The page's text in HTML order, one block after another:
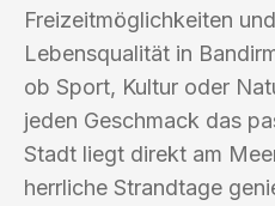
Freizeitmöglichkeiten
Lebensqualität in
ob Sport, Kultur oder
jeden Geschmack das
Stadt liegt direkt am
herrliche Strandtage